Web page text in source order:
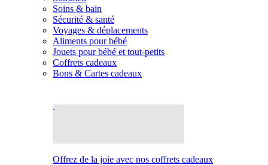
Soins & bain
Sécurité & santé
Voyages & déplacements
Aliments pour bébé
Jouets pour bébé et tout-petits
Coffrets cadeaux
Bons & Cartes cadeaux
Offrez de la joie avec nos coffrets cadeaux